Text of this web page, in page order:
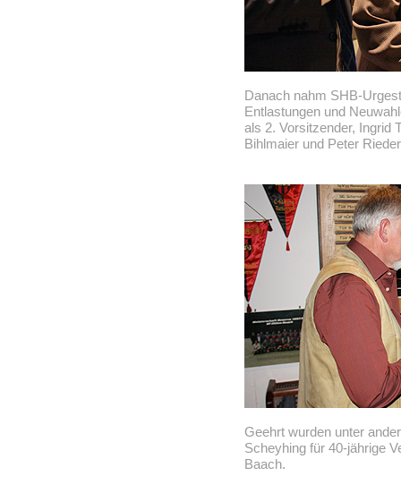
Danach nahm SHB-
Entlastungen und
als 2. Vorsitzender, Ingrid
Bihlmaier und Peter
Geehrt wurden unter
Scheyhing für 40-jährige
Baach.